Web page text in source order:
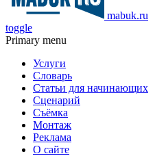
mabuk.ru
toggle
Primary menu
Услуги
Словарь
Статьи для начинающих
Сценарий
Съёмка
Монтаж
Реклама
О сайте